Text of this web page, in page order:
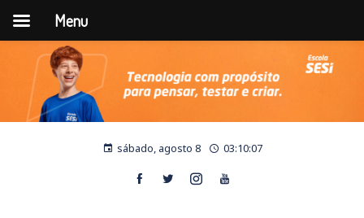
sábado, agosto 8 03:10:08
Menu